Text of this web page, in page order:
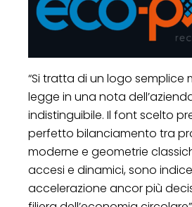
“Si tratta di un logo semplice
legge in una nota
indistinguibile. Il font scelto
perfetto bilanciamento tra
moderne e geometrie
accesi e dinamici, sono
accelerazione ancor più